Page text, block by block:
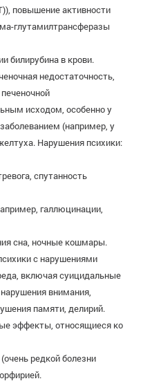
повышение активности
глутамилтрансферазы
билирубина в крови.
недостаточность,
исходом, особенно у
(например, у
Нарушения психики:
спутанность
галлюцинации,
сна, ночные кошмары.
с нарушениями
включая суицидальные
внимания,
памяти, делирий.
эффекты, относящиеся ко
редкой болезни